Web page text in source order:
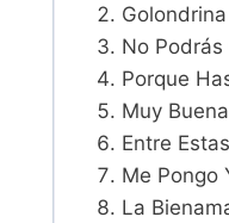
Golondrina
No
Porque
Muy
Entre
Me Pongo
La